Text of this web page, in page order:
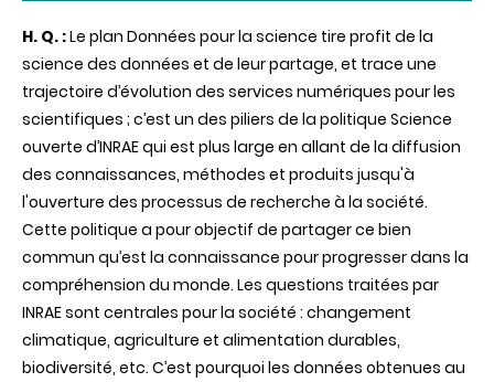
H. Q. :Le plan Données pour la science tire profit de la
science des données et de leur partage, et trace une
trajectoire d’évolution des services numériques pour les
scientifiques ; c’est un des piliers de la politique Science
ouverte d’INRAE qui est plus large en allant de la diffusion
des connaissances, méthodes et produits jusqu'à
l'ouverture des processus de recherche à la société.
Cette politique a pour objectif de partager ce bien
commun qu’est la connaissance pour progresser dans la
compréhension du monde. Les questions traitées par
INRAE sont centrales pour la société : changement
climatique, agriculture et alimentation durables,
biodiversité, etc. C’est pourquoi les données obtenues au